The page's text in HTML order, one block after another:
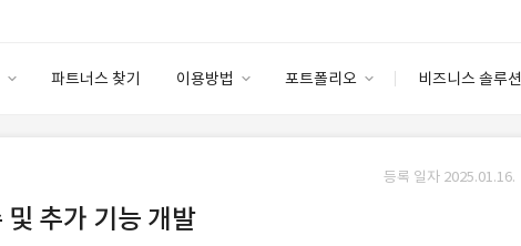
파트너스 찾기 이용방법 포트폴리오 비즈니스 솔루션
이용요금
고객센터
안심 코드 케어
등록 일자 2025.01.16.
추가 기능 개발